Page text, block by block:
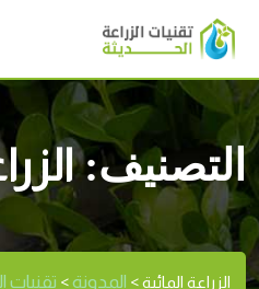
التصنيف:
الزراعة المائية> المدونة> تقنيات